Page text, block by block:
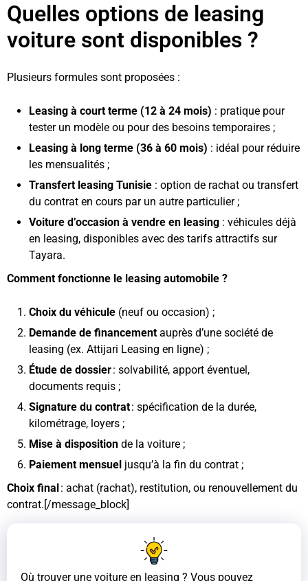
Quelles options de leasing
voiture sont disponibles ?
Plusieurs formules sont proposées :
Leasing à court terme (12 à 24 mois) : pratique pour
tester un modèle ou pour des besoins temporaires ;
Leasing à long terme (36 à 60 mois) : idéal pour réduire
les mensualités ;
Transfert leasing Tunisie : option de rachat ou transfert
du contrat en cours par un autre particulier ;
Voiture d’occasion à vendre en leasing : véhicules déjà
en leasing, disponibles avec des tarifs attractifs sur
Tayara.
Comment fonctionne le leasing automobile ?
Choix du véhicule (neuf ou occasion) ;
Demande de financement auprès d’une société de
leasing (ex. Attijari Leasing en ligne) ;
Étude de dossier: solvabilité, apport éventuel,
documents requis ;
Signature du contrat: spécification de la durée,
kilométrage, loyers ;
Mise à disposition de la voiture ;
Paiement mensuel jusqu’à la fin du contrat ;
Choix final: achat (rachat), restitution, ou renouvellement du
contrat.[/message_block]
Où trouver une voiture en leasing ? Vous pouvez